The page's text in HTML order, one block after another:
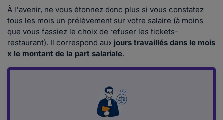
À l'avenir, ne vous étonnez donc plus si vous constatez
tous les mois un prélèvement sur votre salaire (à moins
que vous fassiez le choix de refuser les tickets-
restaurant). Il correspond aux jours travaillés dans le mois
x le montant de la part salariale.